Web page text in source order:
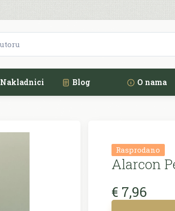
Nakladnici Blog O nama
Rasprodano
Alarcon
€ 7,96